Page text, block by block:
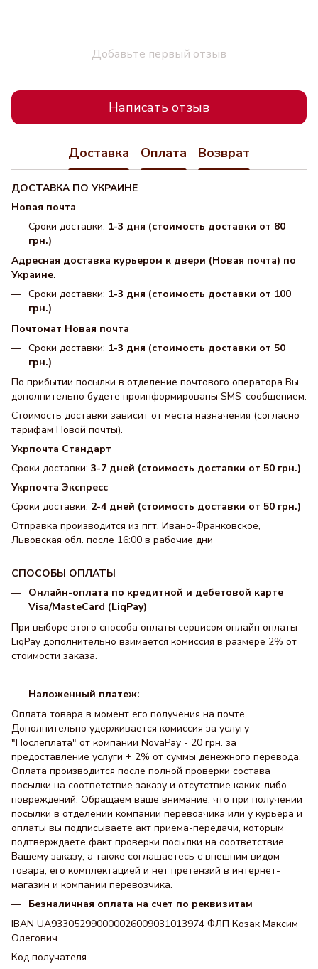
Добавьте первый отзыв
Написать отзыв
Доставка Оплата Возврат
ДОСТАВКА ПО УКРАИНЕ
Новая почта
Сроки доставки: 1-3 дня (стоимость доставки от 80
грн.)
Адресная доставка курьером к двери (Новая почта) по
Украине.
Сроки доставки: 1-3 дня (стоимость доставки от 100
грн.)
Почтомат Новая почта
Сроки доставки: 1-3 дня (стоимость доставки от 50
грн.)
По прибытии посылки в отделение почтового оператора Вы
дополнительно будете проинформированы SMS-сообщением.
Стоимость доставки зависит от места назначения (согласно
тарифам Новой почты).
Укрпочта Стандарт
Сроки доставки: 3-7 дней (стоимость доставки от 50 грн.)
Укрпочта Экспресс
Сроки доставки: 2-4 дней (стоимость доставки от 50 грн.)
Отправка производится из пгт. Ивано-Франковское,
Львовская обл. после 16:00 в рабочие дни
СПОСОБЫ ОПЛАТЫ
Онлайн-оплата по кредитной и дебетовой карте
Visa/MasteCard (LiqPay)
При выборе этого способа оплаты сервисом онлайн оплаты
LiqPay дополнительно взимается комиссия в размере 2% от
стоимости заказа.
Наложенный платеж:
Оплата товара в момент его получения на почте
Дополнительно удерживается комиссия за услугу
"Послеплата" от компании NovaPay - 20 грн. за
предоставление услуги + 2% от суммы денежного перевода.
Оплата производится после полной проверки состава
посылки на соответствие заказу и отсутствие каких-либо
повреждений. Обращаем ваше внимание, что при получении
посылки в отделении компании перевозчика или у курьера и
оплаты вы подписываете акт приема-передачи, которым
подтверждаете факт проверки посылки на соответствие
Вашему заказу, а также соглашаетесь с внешним видом
товара, его комплектацией и нет претензий в интернет-
магазин и компании перевозчика.
Безналичная оплата на счет по реквизитам
IBAN UA933052990000026009031013974 ФЛП Козак Максим
Олегович
Код получателя